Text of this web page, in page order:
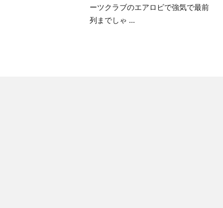
ーツクラブのエアロビで強気で最前
列までしゃ ...